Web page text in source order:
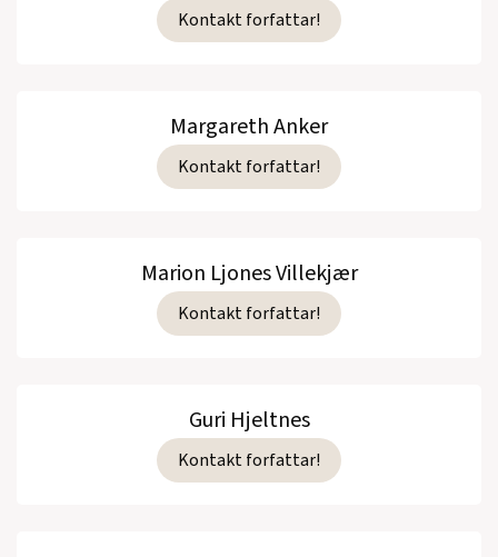
Kontakt forfattar!
Margareth Anker
Kontakt forfattar!
Marion Ljones Villekjær
Kontakt forfattar!
Guri Hjeltnes
Kontakt forfattar!